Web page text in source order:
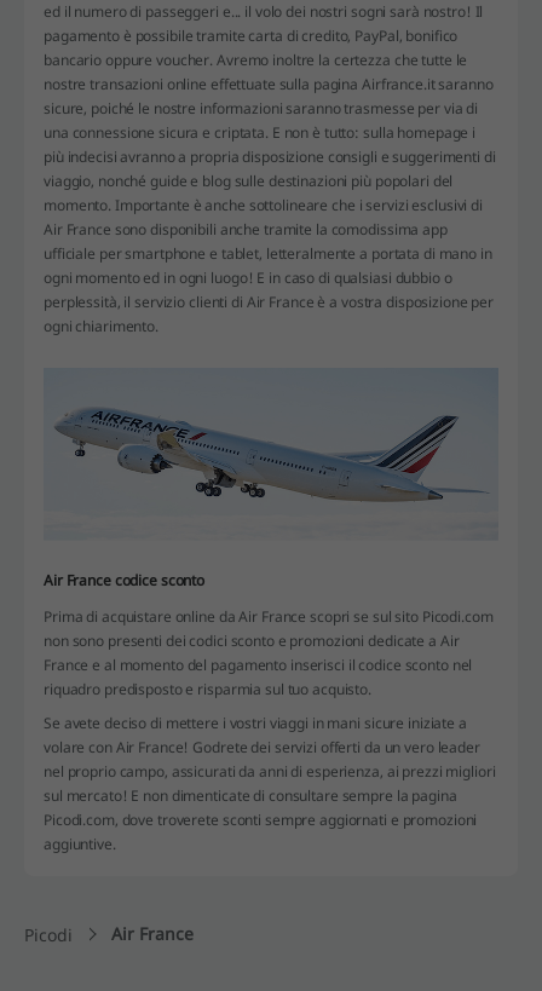
ed il numero di passeggeri e... il volo dei nostri sogni sarà nostro! Il
pagamento è possibile tramite carta di credito, PayPal, bonifico
bancario oppure voucher. Avremo inoltre la certezza che tutte le
nostre transazioni online effettuate sulla pagina Airfrance.it saranno
sicure, poiché le nostre informazioni saranno trasmesse per via di
una connessione sicura e criptata. E non è tutto: sulla homepage i
più indecisi avranno a propria disposizione consigli e suggerimenti di
viaggio, nonché guide e blog sulle destinazioni più popolari del
momento. Importante è anche sottolineare che i servizi esclusivi di
Air France sono disponibili anche tramite la comodissima app
ufficiale per smartphone e tablet, letteralmente a portata di mano in
ogni momento ed in ogni luogo! E in caso di qualsiasi dubbio o
perplessità, il servizio clienti di Air France è a vostra disposizione per
ogni chiarimento.
Air France codice sconto
Prima di acquistare online da Air France scopri se sul sito Picodi.com
non sono presenti dei codici sconto e promozioni dedicate a Air
France e al momento del pagamento inserisci il codice sconto nel
riquadro predisposto e risparmia sul tuo acquisto.
Se avete deciso di mettere i vostri viaggi in mani sicure iniziate a
volare con Air France! Godrete dei servizi offerti da un vero leader
nel proprio campo, assicurati da anni di esperienza, ai prezzi migliori
sul mercato! E non dimenticate di consultare sempre la pagina
Picodi.com, dove troverete sconti sempre aggiornati e promozioni
aggiuntive.
Picodi Air France